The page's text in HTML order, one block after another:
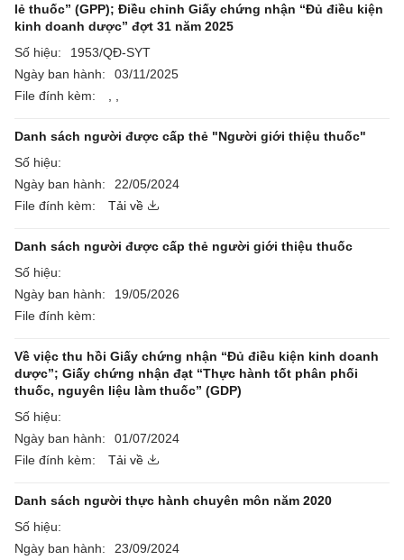
lẻ thuốc” (GPP); Điều chỉnh Giấy chứng nhận “Đủ điều kiện
kinh doanh dược” đợt 31 năm 2025
Số hiệu:
1953/QĐ-SYT
Ngày ban hành:
03/11/2025
File đính kèm:
Danh sách người được cấp thẻ "Người giới thiệu thuốc"
Số hiệu:
Ngày ban hành:
22/05/2024
File đính kèm:
Tải về
Danh sách người được cấp thẻ người giới thiệu thuốc
Số hiệu:
Ngày ban hành:
19/05/2026
File đính kèm:
Về việc thu hồi Giấy chứng nhận “Đủ điều kiện kinh doanh
dược”; Giấy chứng nhận đạt “Thực hành tốt phân phối
thuốc, nguyên liệu làm thuốc” (GDP)
Số hiệu:
Ngày ban hành:
01/07/2024
File đính kèm:
Tải về
Danh sách người thực hành chuyên môn năm 2020
Số hiệu:
Ngày ban hành:
23/09/2024